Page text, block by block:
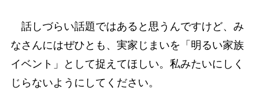
話しづらい話題ではあると思うんですけど、み
なさんにはぜひとも、実家じまいを「明るい家族
イベント」として捉えてほしい。私みたいにしく
じらないようにしてください。